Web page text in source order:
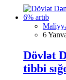
6
Dövlət
tibbi